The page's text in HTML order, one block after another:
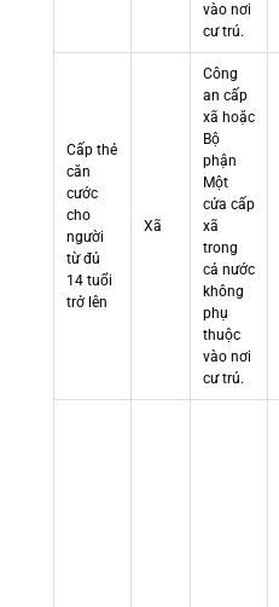
vào nơi
cư trú.
Cấp thẻ
căn
cước
cho
người
từ đủ
14 tuổi
trở lên
Xã
Công
an cấp
xã hoặc
Bộ
phận
Một
cửa cấp
xã
trong
cả nước
không
phụ
thuộc
vào nơi
cư trú.